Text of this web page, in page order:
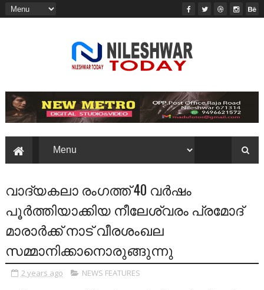
വാദ്യകലാ രംഗത്ത്‌ 40 വര്‍ഷം
പൂര്‍ത്തിയാക്കിയ നീലേശ്വരം പ്രമോദ്‌
മാരാര്‍ക്ക്‌ നാട്‌ വീരശംഖല
സമ്മാനിക്കാനൊരുങ്ങുന്നു
2 years ago NEWS FEATURES